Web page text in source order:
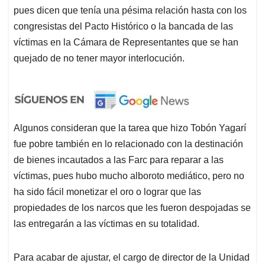
pues dicen que tenía una pésima relación hasta con los
congresistas del Pacto Histórico o la bancada de las
víctimas en la Cámara de Representantes que se han
quejado de no tener mayor interlocución.
Algunos consideran que la tarea que hizo Tobón Yagarí
fue pobre también en lo relacionado con la destinación
de bienes incautados a las Farc para reparar a las
víctimas, pues hubo mucho alboroto mediático, pero no
ha sido fácil monetizar el oro o lograr que las
propiedades de los narcos que les fueron despojadas se
las entregarán a las víctimas en su totalidad.
Para acabar de ajustar, el cargo de director de la Unidad